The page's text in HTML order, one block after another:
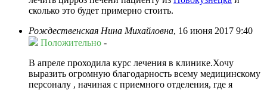
сколько это будет примерно стоить.
Рождественская Нина Михайловна, 16 июня 2017 9:40
Положительно -
В апреле проходила курс лечения в клинике.Хочу
выразить огромную благодарность всему медицинскому
персоналу , начиная с приемного отделения, где я